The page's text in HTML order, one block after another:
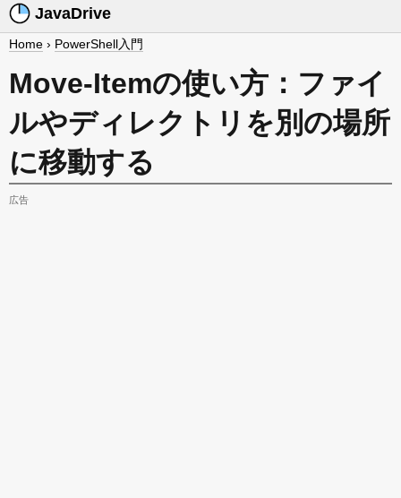
JavaDrive
Home › PowerShell入門
Move-Itemの使い方：ファイ
ルやディレクトリを別の場所
に移動する
広告